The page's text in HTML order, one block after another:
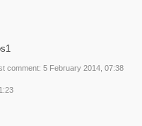
comment: 5 February 2014, 07:38